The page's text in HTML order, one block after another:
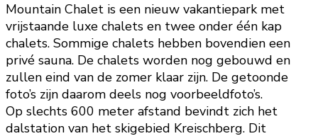
Mountain Chalet is een nieuw vakantiepark met
vrijstaande luxe chalets en twee onder één kap
chalets. Sommige chalets hebben bovendien een
privé sauna. De chalets worden nog gebouwd en
zullen eind van de zomer klaar zijn. De getoonde
foto’s zijn daarom deels nog voorbeeldfoto’s.
Op slechts 600 meter afstand bevindt zich het
dalstation van het skigebied Kreischberg. Dit